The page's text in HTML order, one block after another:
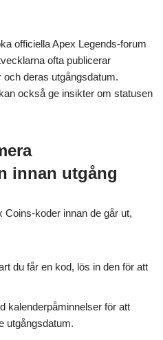
officiella Apex Legends-forum
ofta publicerar
deras utgångsdatum.
också ge insikter om statusen
innan utgång
Coins-koder innan de går ut,
du får en kod, lös in den för att
kalenderpåminnelser för att
utgångsdatum.